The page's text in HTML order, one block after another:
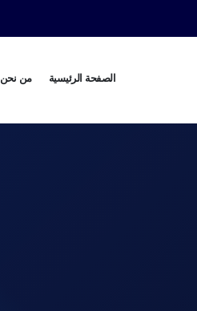
الصفحة الرئيسية من نحن